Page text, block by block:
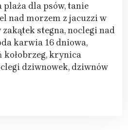
plaża dla psów, tanie
nad morzem z jacuzzi w
stegna, noclegi nad
karwia 16 dniowa,
kołobrzeg, krynica
dziwnowek, dziwnów